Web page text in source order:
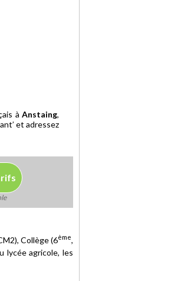
àAnstaing,
et adressez
Collège (6ème,
lycée agricole, les